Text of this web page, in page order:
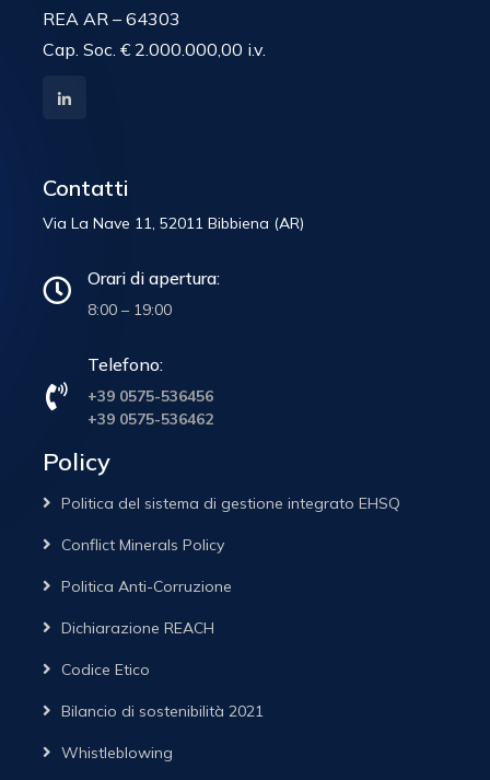
REA AR – 64303
Cap. Soc. € 2.000.000,00 i.v.
Contatti
Via La Nave 11, 52011 Bibbiena (AR)
Orari di apertura:
8:00 – 19:00
Telefono:
+39 0575-536456
+39 0575-536462
Policy
Politica del sistema di gestione integrato EHSQ
Conflict Minerals Policy
Politica Anti-Corruzione
Dichiarazione REACH
Codice Etico
Bilancio di sostenibilità 2021
Whistleblowing